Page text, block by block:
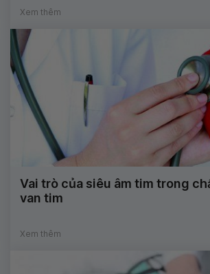
Xem thêm
Vai trò của siêu âm tim trong
van tim
Xem thêm